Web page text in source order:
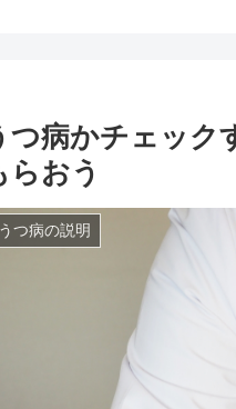
つ病かチェック
らおう
うつ病の説明